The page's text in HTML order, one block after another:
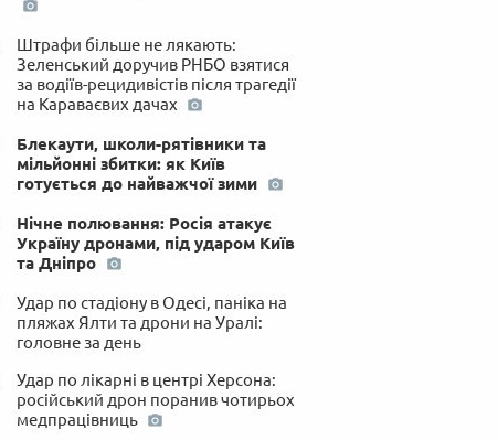
Штрафи більше не лякають:
Зеленський доручив РНБО взятися
за водіїв-рецидивістів після трагедії
на Караваєвих дачах
Блекаути, школи-рятівники та
мільйонні збитки: як Київ
готується до найважчої зими
Нічне полювання: Росія атакує
Україну дронами, під ударом Київ
та Дніпро
Удар по стадіону в Одесі, паніка на
пляжах Ялти та дрони на Уралі:
головне за день
Удар по лікарні в центрі Херсона:
російський дрон поранив чотирьох
медпрацівниць